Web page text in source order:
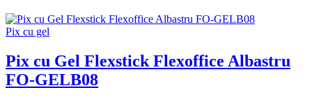
Pix cu gel
Pix cu Gel Flexstick Flexoffice Albastru
FO-GELB08